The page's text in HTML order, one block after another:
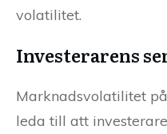
volatilitet.
Investerarens
Marknadsvolatilitet
leda till att